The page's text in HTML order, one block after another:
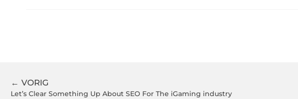
← VORIG
Let’s Clear Something Up About SEO For The iGaming industry